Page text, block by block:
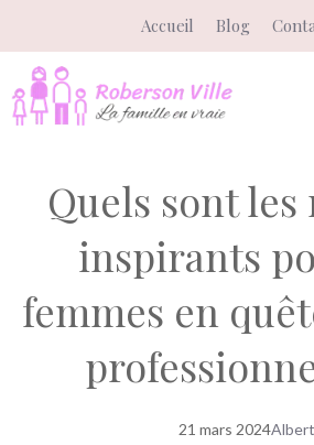
au
contenu
Accueil Blog
Quels sont
inspirants
femmes en
21 mars 2024Albert